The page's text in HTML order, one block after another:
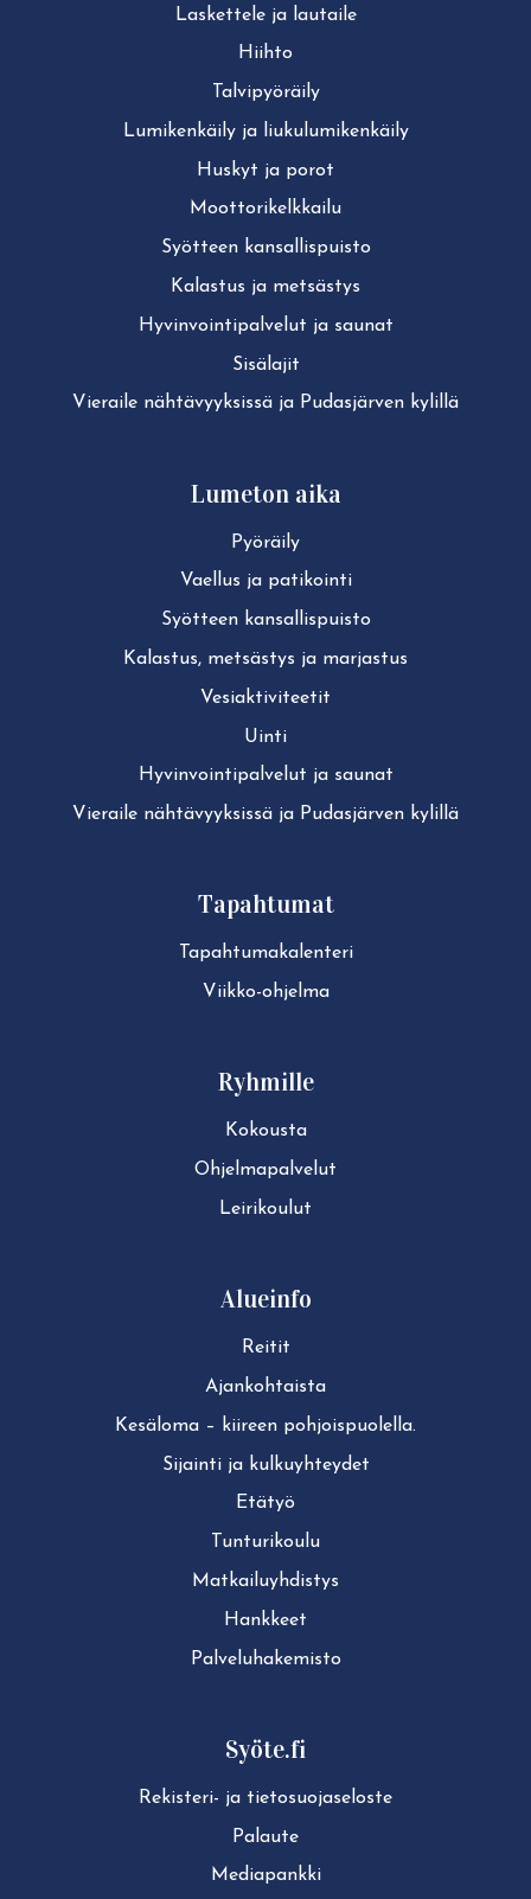
Laskettele ja lautaile
Hiihto
Tal­vi­pyö­räi­ly
Lu­mi­ken­käi­ly ja liu­ku­lu­mi­ken­käi­ly
Huskyt ja porot
Moot­to­ri­kelk­kai­lu
Syötteen kan­sal­lis­puis­to
Kalastus ja metsästys
Hy­vin­voin­ti­pal­ve­lut ja saunat
Sisälajit
Vieraile näh­tä­vyyk­sis­sä ja Pudasjärven kylillä
Lumeton aika
Pyöräily
Vaellus ja patikointi
Syötteen kan­sal­lis­puis­to
Kalastus, metsästys ja marjastus
Ve­siak­ti­vi­tee­tit
Uinti
Hy­vin­voin­ti­pal­ve­lut ja saunat
Vieraile näh­tä­vyyk­sis­sä ja Pudasjärven kylillä
Tapahtumat
Ta­pah­tu­ma­ka­len­te­ri
Viikko-ohjelma
Ryhmille
Kokousta
Ohjelmapalvelut
Leirikoulut
Alueinfo
Reitit
Ajan­koh­tais­ta
Kesäloma – kiireen pohjoispuolella.
Sijainti ja kul­ku­yh­tey­det
Etätyö
Tun­tu­ri­kou­lu
Mat­kai­lu­yh­dis­tys
Hankkeet
Pal­ve­lu­ha­ke­mis­to
Syöte.fi
Rekisteri- ja tie­to­suo­ja­se­los­te
Palaute
Mediapankki